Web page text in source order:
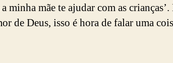
minha mãe te ajudar com as crianças’.
de Deus, isso é hora de falar uma